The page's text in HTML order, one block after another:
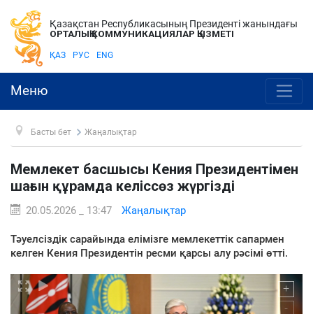
Қазақстан Республикасының Президенті жанындағы
ОРТАЛЫҚ КОММУНИКАЦИЯЛАР ҚЫЗМЕТІ
ҚАЗ РУС ENG
Меню
Басты бет Жаңалықтар
Мемлекет басшысы Кения Президентімен
шағын құрамда келіссөз жүргізді
20.05.2026 _ 13:47 Жаңалықтар
Тәуелсіздік сарайында елімізге мемлекеттік сапармен
келген Кения Президентін ресми қарсы алу рәсімі өтті.